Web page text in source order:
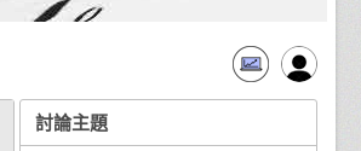
討論主題